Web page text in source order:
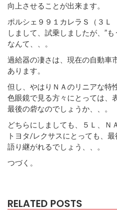
向上させることが出来ます。
ポルシェ９９１カレラＳ（３
しまして、試乗しましたが、”
なんて、、。
過給器の凄さは、現在の自動車
あります。
但し、やはりＮＡのリニアな特
色眼鏡で見る方々にとっては、
最後の砦なのでしょうか、、。
どちらにしましても、５Ｌ、Ｎ
トヨタ/レクサスにとっても、最
語り継がれるでしょう、、。
つづく。
RELATED POSTS